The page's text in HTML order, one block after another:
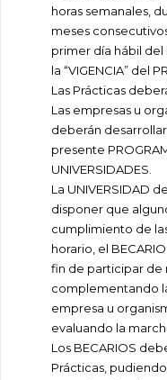
horas semanales,
meses
primer día hábil del
la “VIGENCIA” del
Las Prácticas
Las empresas u
deberán
presente
UNIVERSIDADES.
La UNIVERSIDAD
disponer que
cumplimiento de
horario, el
fin de participar de
complementando
empresa u
evaluando la
Los BECARIOS
Prácticas,